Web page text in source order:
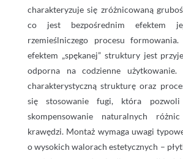
charakteryzuje się zróżnicowaną
co jest bezpośrednim efektem
rzemieślniczego procesu
efektem „spękanej” struktury jest
odporna na codzienne
charakterystyczną strukturę oraz
się stosowanie fugi, która pozwoli
skompensowanie naturalnych
krawędzi. Montaż wymaga uwagi
o wysokich walorach estetycznych –